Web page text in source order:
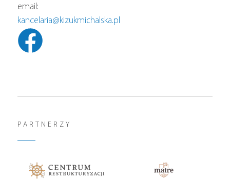
email:
kancelaria@kizukmichalska.pl
PARTNERZY